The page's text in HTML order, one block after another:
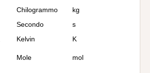
Chilogrammo
kg
Secondo
s
Kelvin
K
Mole mol